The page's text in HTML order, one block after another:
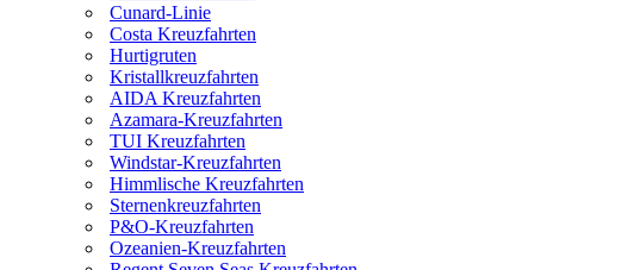
Cunard-Linie
Costa Kreuzfahrten
Hurtigruten
Kristallkreuzfahrten
AIDA Kreuzfahrten
Azamara-Kreuzfahrten
TUI Kreuzfahrten
Windstar-Kreuzfahrten
Himmlische Kreuzfahrten
Sternenkreuzfahrten
P&O-Kreuzfahrten
Ozeanien-Kreuzfahrten